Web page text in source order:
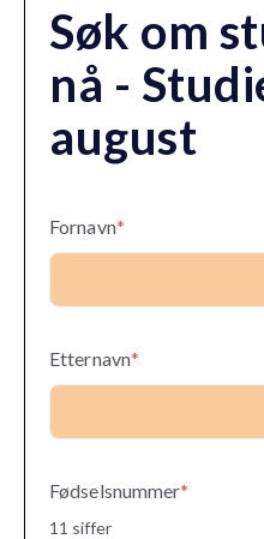
Søk om
nå -
august
Fornavn*
Etternavn*
Fødselsnummer*
11 siffer